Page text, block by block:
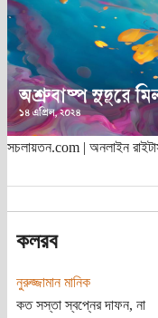
সচলায়তন.com | অনলাইন
কলরব
নুরুজ্জামান মানিক
কত সস্তা স্বপ্নের দাফন, না